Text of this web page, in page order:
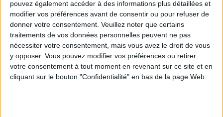
pouvez également accéder à des informations plus détaillées et
modifier vos préférences avant de consentir ou pour refuser de
donner votre consentement. Veuillez noter que certains
traitements de vos données personnelles peuvent ne pas
nécessiter votre consentement, mais vous avez le droit de vous
y opposer. Vous pouvez modifier vos préférences ou retirer
votre consentement à tout moment en revenant sur ce site et en
cliquant sur le bouton "Confidentialité" en bas de la page Web.